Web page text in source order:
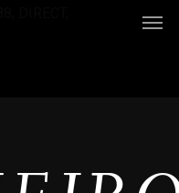
DIRECT,